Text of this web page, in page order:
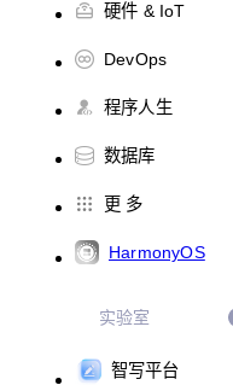
硬件 & IoT
DevOps
程序人生
数据库
更 多
HarmonyOS
实验室
智写平台